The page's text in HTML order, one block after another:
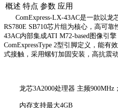
概述 特点 参数 应用
ComExpress-LX-43AC是一款以龙
RS780E SB710芯片组为核心，高可
43AC内部集成ATI M72-based图像引
ComExpressType 2型引脚定义，能有
式接触，采用螺钉加固安装，高抗震动
龙芯3A2000处理器 主频900MHz；
内存支持最大4GB